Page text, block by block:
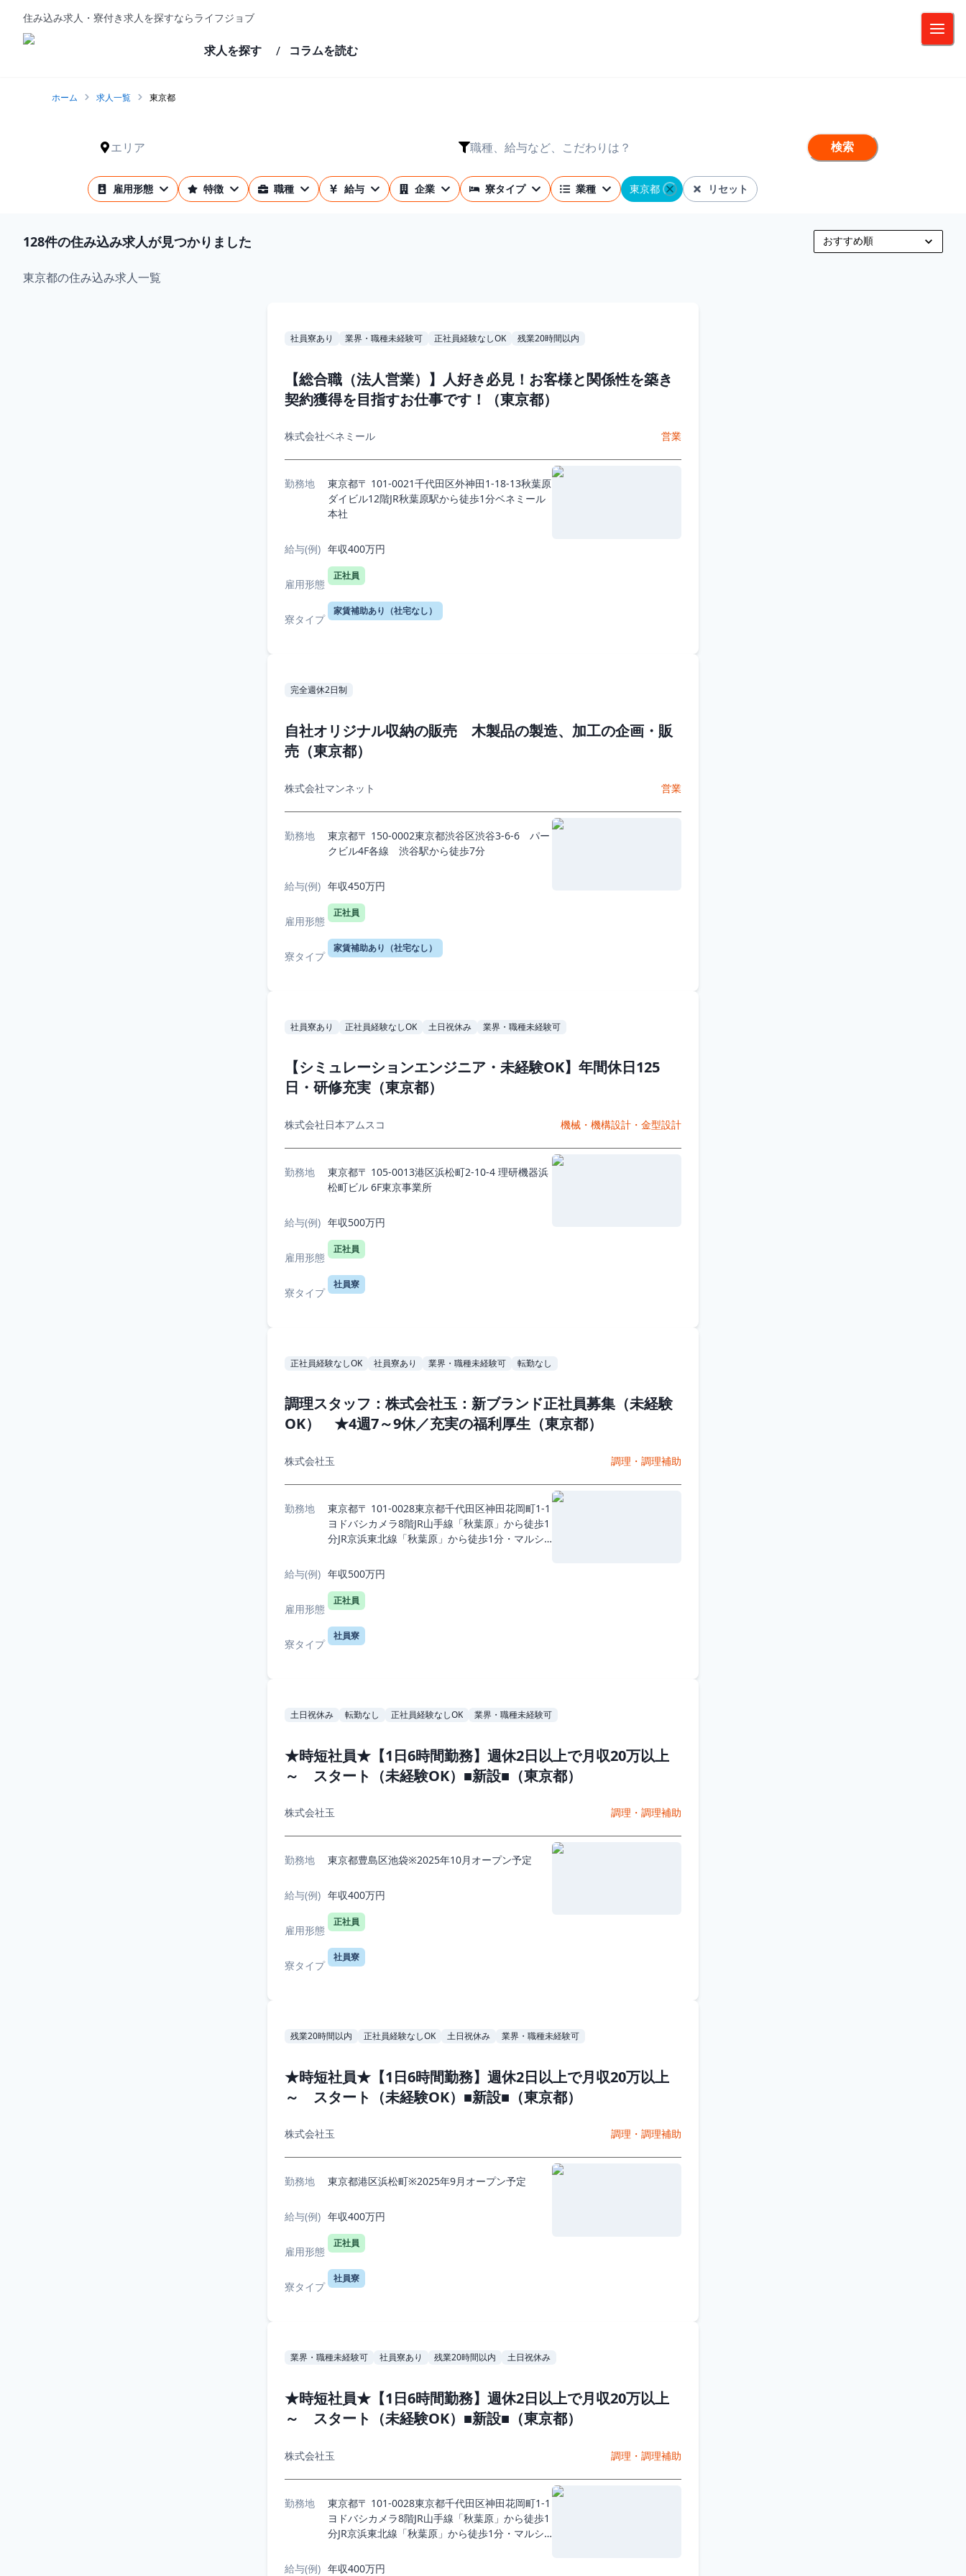
住み込み求人・寮付き求人を探すならライフジョブ
求人を探す / コラムを読む
ホーム 求人一覧 東京都
エリア 職種、給与など、こだわりは？ 検索
雇用形態 特徴 職種 給与 企業 寮タイプ 業種 東京都 リセット
128件の住み込み求人が見つかりました
東京都の住み込み求人一覧
社員寮あり 業界・職種未経験可 正社員経験なしOK 残業20時間以内
【総合職（法人営業）】人好き必見！お客様と関係性を築き
契約獲得を目指すお仕事です！（東京都）
株式会社ベネミール 営業
勤務地
東京都〒 101-0021千代田区外神田1-18-13秋葉原
ダイビル12階JR秋葉原駅から徒歩1分ベネミール
本社
給与(例) 年収400万円
雇用形態
正社員
寮タイプ
家賃補助あり（社宅なし）
完全週休2日制
自社オリジナル収納の販売 木製品の製造、加工の企画・販
売（東京都）
株式会社マンネット 営業
勤務地
東京都〒 150-0002東京都渋谷区渋谷3-6-6 パー
クビル4F各線 渋谷駅から徒歩7分
給与(例) 年収450万円
雇用形態
正社員
寮タイプ
家賃補助あり（社宅なし）
社員寮あり 正社員経験なしOK 土日祝休み 業界・職種未経験可
【シミュレーションエンジニア・未経験OK】年間休日125
日・研修充実（東京都）
株式会社日本アムスコ 機械・機構設計・金型設計
勤務地
東京都〒 105-0013港区浜松町2-10-4 理研機器浜
松町ビル 6F東京事業所
給与(例) 年収500万円
雇用形態
正社員
寮タイプ
社員寮
正社員経験なしOK 社員寮あり 業界・職種未経験可 転勤なし
調理スタッフ：株式会社玉：新ブランド正社員募集（未経験
OK） ★4週7～9休／充実の福利厚生（東京都）
株式会社玉 調理・調理補助
勤務地
東京都〒 101-0028東京都千代田区神田花岡町1-1
ヨドバシカメラ8階JR山手線「秋葉原」から徒歩1
分JR京浜東北線「秋葉原」から徒歩1分・マルシ
給与(例) 年収500万円
雇用形態
正社員
寮タイプ
社員寮
土日祝休み 転勤なし 正社員経験なしOK 業界・職種未経験可
★時短社員★【1日6時間勤務】週休2日以上で月収20万以上
～ スタート（未経験OK）■新設■（東京都）
株式会社玉 調理・調理補助
勤務地 東京都豊島区池袋※2025年10月オープン予定
給与(例) 年収400万円
雇用形態
正社員
寮タイプ
社員寮
残業20時間以内 正社員経験なしOK 土日祝休み 業界・職種未経験可
★時短社員★【1日6時間勤務】週休2日以上で月収20万以上
～ スタート（未経験OK）■新設■（東京都）
株式会社玉 調理・調理補助
勤務地 東京都港区浜松町※2025年9月オープン予定
給与(例) 年収400万円
雇用形態
正社員
寮タイプ
社員寮
業界・職種未経験可 社員寮あり 残業20時間以内 土日祝休み
★時短社員★【1日6時間勤務】週休2日以上で月収20万以上
～ スタート（未経験OK）■新設■（東京都）
株式会社玉 調理・調理補助
勤務地
東京都〒 101-0028東京都千代田区神田花岡町1-1
ヨドバシカメラ8階JR山手線「秋葉原」から徒歩1
分JR京浜東北線「秋葉原」から徒歩1分・マルシ
給与(例) 年収400万円